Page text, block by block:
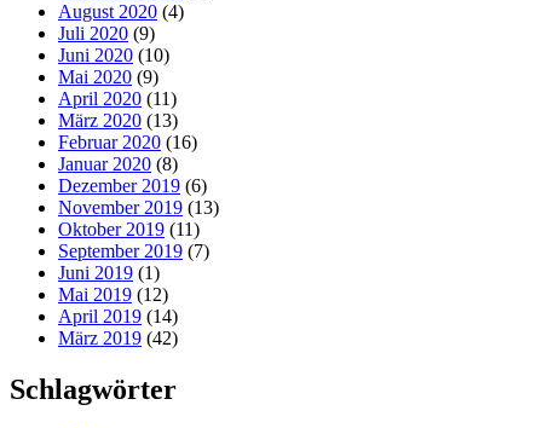
August 2020 (4)
Juli 2020 (9)
Juni 2020 (10)
Mai 2020 (9)
April 2020 (11)
März 2020 (13)
Februar 2020 (16)
Januar 2020 (8)
Dezember 2019 (6)
November 2019 (13)
Oktober 2019 (11)
September 2019 (7)
Juni 2019 (1)
Mai 2019 (12)
April 2019 (14)
März 2019 (42)
Schlagwörter